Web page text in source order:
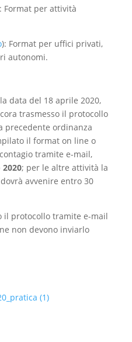
Format per attività
): Format per uffici privati,
autonomi.
data del 18 aprile 2020,
trasmesso il protocollo
precedente ordinanza
il format on line o
tramite e-mail,
; per le altre attività la
avvenire entro 30
il protocollo tramite e-mail
non devono inviarlo
(1)